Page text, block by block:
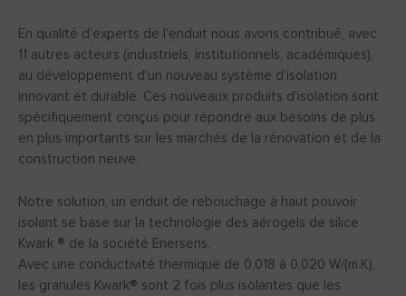
En qualité d’experts de l’enduit nous avons contribué, avec
11 autres acteurs (industriels, institutionnels, académiques),
au développement d’un nouveau système d’isolation
innovant et durable. Ces nouveaux produits d'isolation sont
spécifiquement conçus pour répondre aux besoins de plus
en plus importants sur les marchés de la rénovation et de la
construction neuve.
Notre solution, un enduit de rebouchage à haut pouvoir
isolant se base sur la technologie des aérogels de silice
Kwark ® de la société Enersens.
Avec une conductivité thermique de 0,018 à 0,020 W/(m.K),
les granules Kwark® sont 2 fois plus isolantes que les